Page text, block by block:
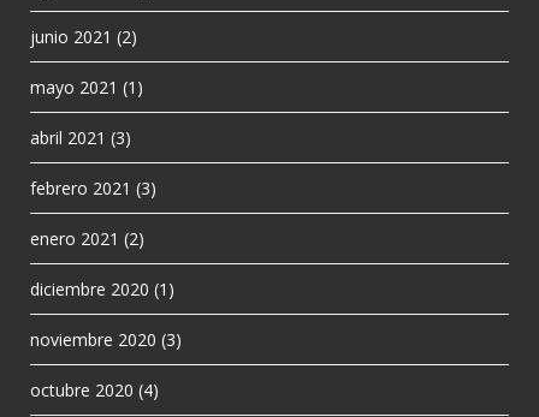
junio 2021 (2)
mayo 2021 (1)
abril 2021 (3)
febrero 2021 (3)
enero 2021 (2)
diciembre 2020 (1)
noviembre 2020 (3)
octubre 2020 (4)